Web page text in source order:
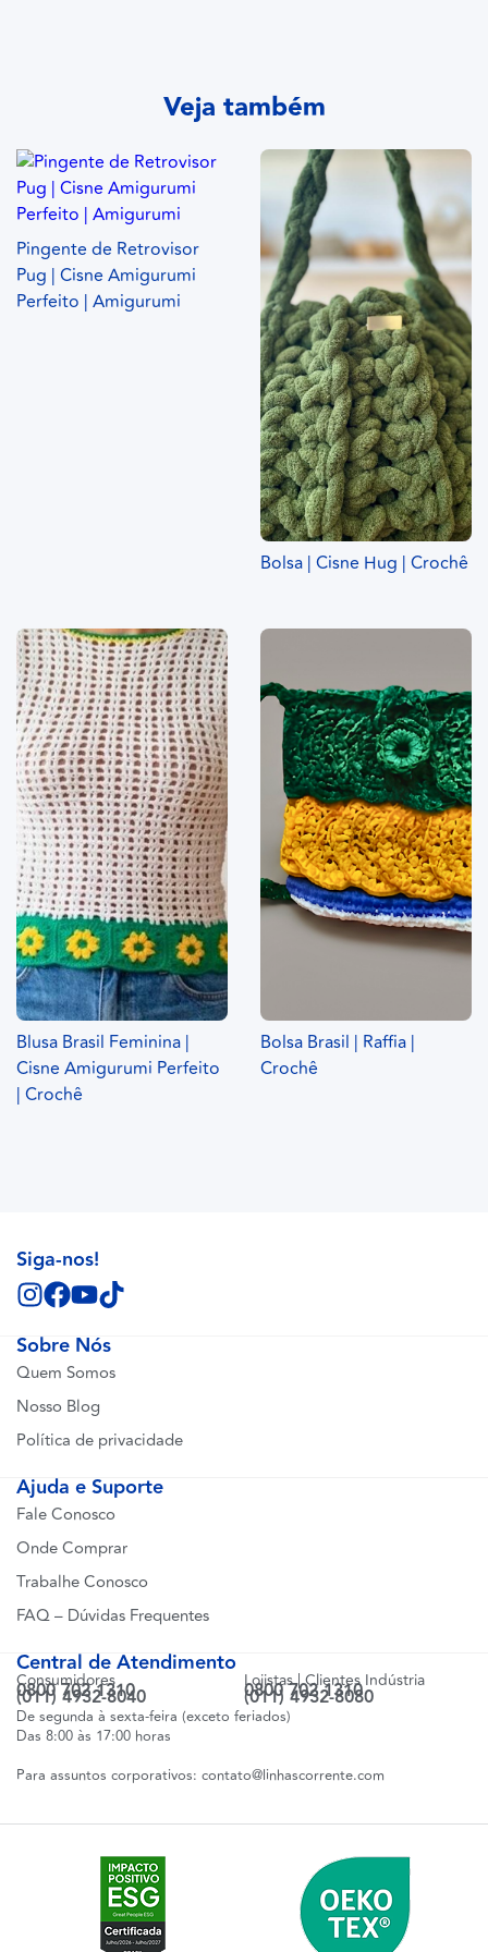
Veja também
Pingente de Retrovisor
Pug | Cisne Amigurumi
Perfeito | Amigurumi
Bolsa | Cisne Hug | Crochê
Blusa Brasil Feminina |
Cisne Amigurumi Perfeito
| Crochê
Bolsa Brasil | Raffia |
Crochê
Sobre Nós
Quem Somos
Nosso Blog
Política de privacidade
Ajuda e Suporte
Fale Conosco
Onde Comprar
Trabalhe Conosco
FAQ – Dúvidas Frequentes
Central de Atendimento
Consumidores
0800 702 1310
(011) 4932-8040
Lojistas | Clientes Indústria
0800 702 1310
(011) 4932-8080
De segunda à sexta-feira (exceto feriados)
Das 8:00 às 17:00 horas
Para assuntos corporativos: contato@linhascorrente.com
Siga-nos!